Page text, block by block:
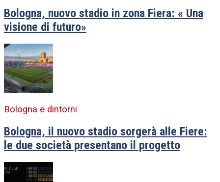
Bologna, nuovo stadio in zona Fiera: « Una
visione di futuro»
Bologna e dintorni
Bologna, il nuovo stadio sorgerà alle Fiere:
le due società presentano il progetto